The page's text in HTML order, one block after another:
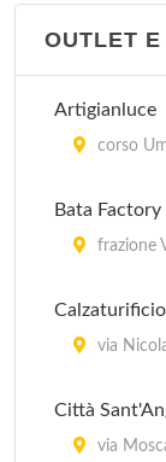
OUTLET
Artigianluce
corso
Bata
frazione
via
Città
via